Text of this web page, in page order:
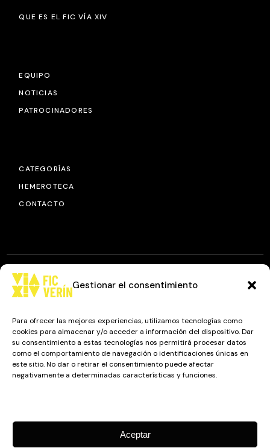
Gestionar el consentimiento
Para ofrecer las mejores experiencias, utilizamos tecnologías como
cookies para almacenar y/o acceder a información del dispositivo. Dar
su consentimiento a estas tecnologías nos permitirá procesar datos
como el comportamiento de navegación o identificaciones únicas en
este sitio. No dar o retirar el consentimiento puede afectar
negativamente a determinadas características y funciones.
Aceptar
QUE ES EL FIC VÍA XIV
EQUIPO
NOTICIAS
PATROCINADORES
CATEGORÍAS
HEMEROTECA
CONTACTO
Camino a Balnearios de Sousas
32600, Verín, Ourense